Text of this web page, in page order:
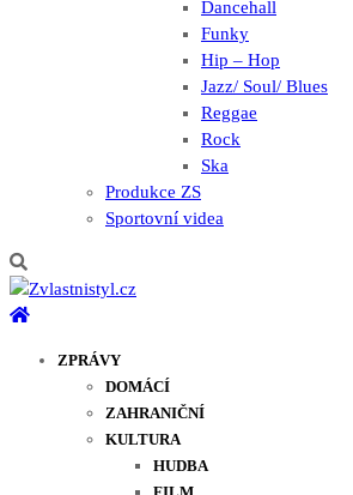
Dancehall
Funky
Hip – Hop
Jazz/ Soul/ Blues
Reggae
Rock
Ska
Produkce ZS
Sportovní videa
ZPRÁVY
DOMÁCÍ
ZAHRANIČNÍ
KULTURA
HUDBA